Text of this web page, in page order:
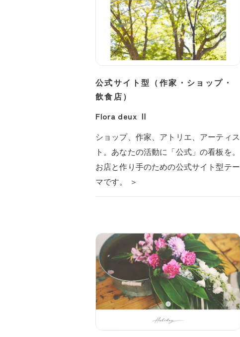
公式サイト型（作家・ショップ・
飲食店）
Flora deux Ⅱ
ショップ、作家、アトリエ、アーティス
ト。あなたの活動に「公式」の看板を。
お店と作り手のための公式サイト型テー
マです。 ＞